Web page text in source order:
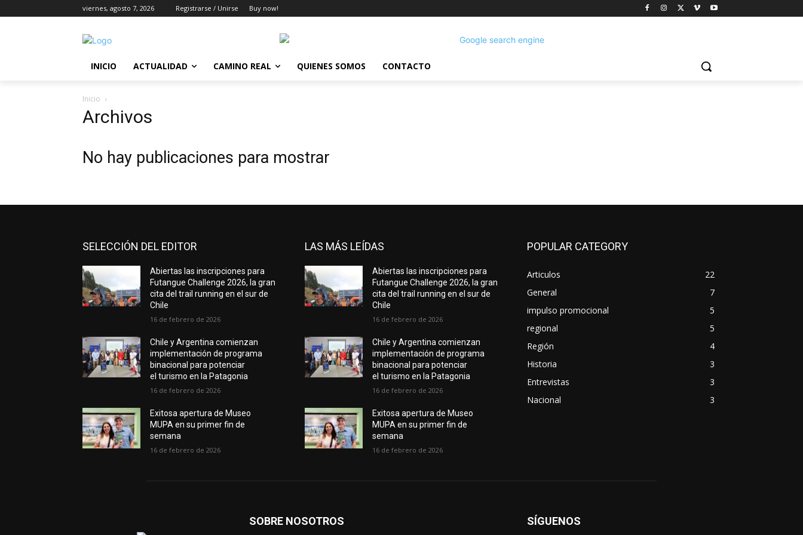
viernes, agosto 7, 2026 Registrarse / Unirse Buy now!
INICIO ACTUALIDAD CAMINO REAL QUIENES SOMOS CONTACTO
Inicio
Archivos
No hay publicaciones para mostrar
SELECCIÓN DEL EDITOR
Abiertas las inscripciones para
Futangue Challenge 2026, la gran
cita del trail running en el sur de
Chile
16 de febrero de 2026
Chile y Argentina comienzan
implementación de programa
binacional para potenciar
el turismo en la Patagonia
16 de febrero de 2026
Exitosa apertura de Museo
MUPA en su primer fin de
semana
16 de febrero de 2026
LAS MÁS LEÍDAS
Abiertas las inscripciones para
Futangue Challenge 2026, la gran
cita del trail running en el sur de
Chile
16 de febrero de 2026
Chile y Argentina comienzan
implementación de programa
binacional para potenciar
el turismo en la Patagonia
16 de febrero de 2026
Exitosa apertura de Museo
MUPA en su primer fin de
semana
16 de febrero de 2026
POPULAR CATEGORY
Articulos
22
General
7
impulso promocional
5
regional
5
Región
4
Historia
3
Entrevistas
3
Nacional
3
SOBRE NOSOTROS SÍGUENOS